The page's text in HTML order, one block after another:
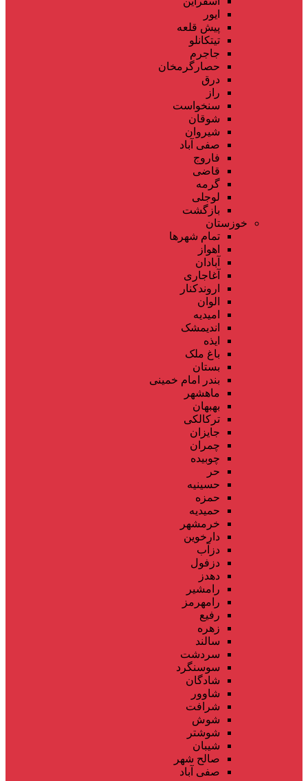
ایور
پیش قلعه
تیتکانلو
جاجرم
حصارگرمخان
درق
راز
سنخواست
شوقان
شیروان
صفی آباد
فاروج
قاضی
گرمه
لوجلی
بازگشت
خوزستان
تمام شهر‌ها
اهواز
آبادان
آغاجاری
اروندکنار
الوان
امیدیه
اندیمشک
ایذه
باغ ملک
بستان
بندر امام خمینی
ماهشهر
بهبهان
ترکالکی
جایزان
چمران
چوبیده
حر
حسینیه
حمزه
حمیدیه
خرمشهر
دارخوین
دزآب
دزفول
دهدز
رامشیر
رامهرمز
رفیع
زهره
سالند
سردشت
سوسنگرد
شادگان
شاوور
شرافت
شوش
شوشتر
شیبان
صالح شهر
صفی آباد